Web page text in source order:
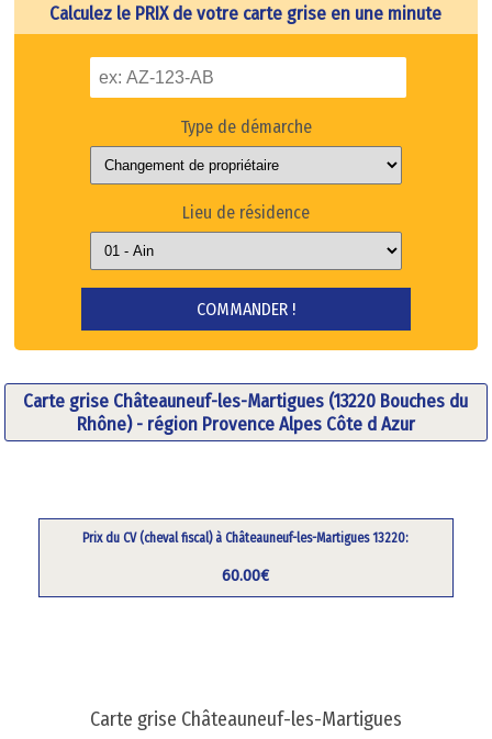
Calculez le PRIX de votre carte grise en une minute
Type de démarche
Lieu de résidence
Carte grise Châteauneuf-les-Martigues (13220 Bouches du
Rhône) - région Provence Alpes Côte d Azur
Prix du CV (cheval fiscal) à Châteauneuf-les-Martigues 13220:
60.00€
Carte grise Châteauneuf-les-Martigues